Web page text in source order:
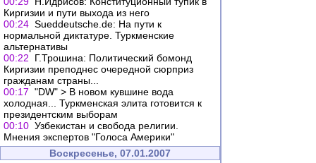
Киргизии и пути выхода из него
00:24 Sueddeutsche.de: На пути к
нормальной диктатуре. Туркменские
альтернативы
00:22
Г.Трошина: Политический бомонд
Киргизии преподнес очередной сюрприз
гражданам страны...
00:17 "DW" > В новом кувшине вода
холодная... Туркменcкая элита готовится к
президентским выборам
00:10 Узбекистан и свобода религии.
Мнения экспертов "Голоса Америки"
Воскресенье, 07.01.2007